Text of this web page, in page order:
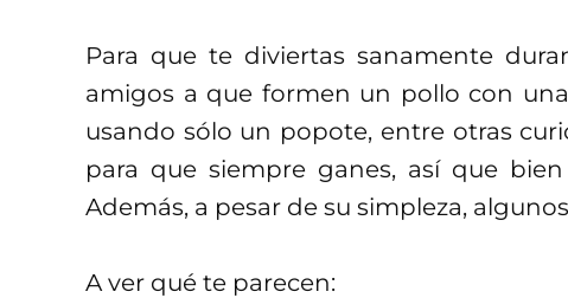
Para que te diviertas sanamente
amigos a que formen un pollo con
usando sólo un popote, entre otras
para que siempre ganes, así que
Además, a pesar de su simpleza,
A ver qué te parecen: